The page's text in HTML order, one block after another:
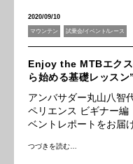
2020/09/10
マウンテン 試乗会/イベント/レース
Enjoy the MTBエク
ら始める基礎レッスン”
アンバサダー丸山八智
ペリエンス ビギナー
ベントレポートをお届
つづきを読む…